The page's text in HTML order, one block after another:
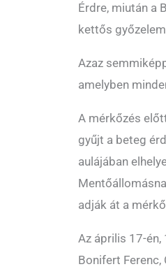
Érdre, miután a
kettős
Azaz
amelyben
A mérkőzés
gyűjt a beteg
aulájában
adják át a
Az április 17-én,
Bonifert